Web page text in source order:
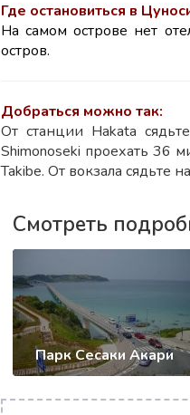
Где остановиться в
На самом острове нет
остров.
Добраться можно так:
От станции Hakata
Shimonoseki проехать 36
Takibe. От вокзала сядьте
Смотреть
Парк Сесаки Акари